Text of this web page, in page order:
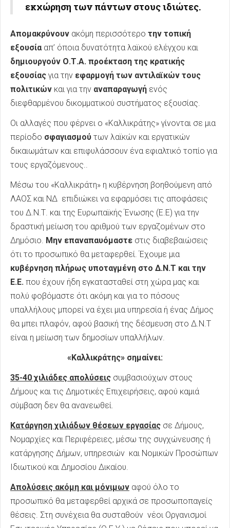
εκχώρηση των πάντων στους ιδιώτες.
Απομακρύνουν ακόμη περισσότερο την τοπική
εξουσίααπ’ όποια δυνατότητα λαϊκού ελέγχου και
δημιουργούν Ο.Τ.Α. προέκταση της κρατικής
εξουσίας για την εφαρμογή των αντιλαϊκών τους
πολιτικών και για την αναπαραγωγή ενός
διεφθαρμένου δικομματικού συστήματος εξουσίας.
Οι αλλαγές που φέρνει ο «Καλλικράτης» γίνονται σε μια
περίοδο σφαγιασμού των λαϊκών και εργατικών
δικαιωμάτων και επιφυλάσσουν ένα εφιαλτικό τοπίο για
τους εργαζόμενους..
Μέσω του «Καλλικράτη» η κυβέρνηση βοηθούμενη από
ΛΑΟΣ και ΝΔ επιδιώκει να εφαρμόσει τις αποφάσεις
του Δ.Ν.Τ. και της Ευρωπαϊκής Ένωσης (Ε.Ε) για την
δραστική μείωση του αριθμού των εργαζομένων στο
Δημόσιο. Μην επαναπαυόμαστε στις διαβεβαιώσεις
ότι το προσωπικό θα μεταφερθεί. Έχουμε μια
κυβέρνηση πλήρως υποταγμένη στο Δ.Ν.Τ και την
Ε.Ε. που έχουν ήδη εγκατασταθεί στη χώρα μας και
πολύ φοβόμαστε ότι ακόμη και για το πόσους
υπαλλήλους μπορεί να έχει μια υπηρεσία ή ένας Δήμος
θα μπει πλαφόν, αφού βασική της δέσμευση στο Δ.Ν.Τ
είναι η μείωση των δημοσίων υπαλλήλων.
«Καλλικράτης» σημαίνει:
35-40 χιλιάδες απολύσεις συμβασιούχων στους
Δήμους και τις Δημοτικές Επιχειρήσεις, αφού καμιά
σύμβαση δεν θα ανανεωθεί.
Κατάργηση χιλιάδων θέσεων εργασίας σε Δήμους,
Νομαρχίες και Περιφέρειες, μέσω της συγχώνευσης ή
κατάργησης Δήμων, υπηρεσιών και Νομικών Προσώπων
Ιδιωτικού και Δημοσίου Δικαίου.
Απολύσεις ακόμη και μόνιμων αφού όλο το
προσωπικό θα μεταφερθεί αρχικά σε προσωποπαγείς
θέσεις. Στη συνέχεια θα συσταθούν νέοι Οργανισμοί